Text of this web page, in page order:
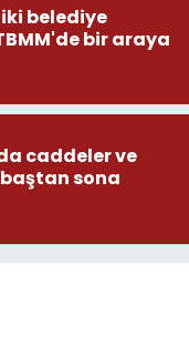
belediye
bir araya
caddeler ve
sona